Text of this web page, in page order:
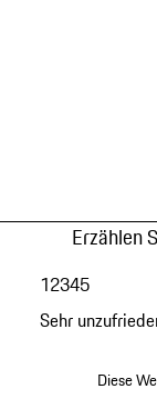
Erzählen
Sehr
12345
Diese